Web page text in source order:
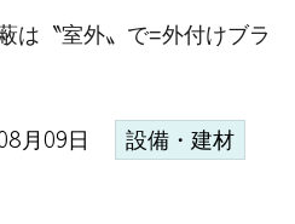
は〝室外〟で=外付けブラ
月09日 設備・建材